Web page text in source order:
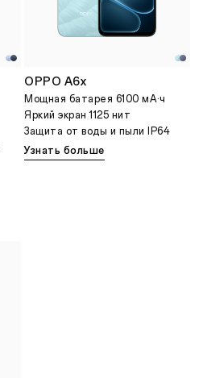
OPPO A6x
Мощная батарея 6100 мА·ч
Яркий экран 1125 нит
Защита от воды и пыли IP64
Узнать больше